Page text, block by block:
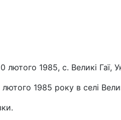
лютого 1985, с. Великі Гаї,
1985 року в селі